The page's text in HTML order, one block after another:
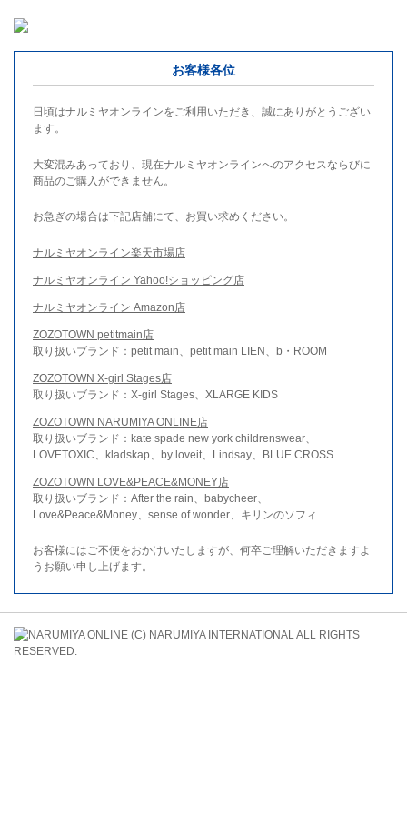
お客様各位
日頃はナルミヤオンラインをご利用いただき、誠にありがとうござい
ます。
大変混みあっており、現在ナルミヤオンラインへのアクセスならびに
商品のご購入ができません。
お急ぎの場合は下記店舗にて、お買い求めください。
ナルミヤオンライン楽天市場店
ナルミヤオンライン Yahoo!ショッピング店
ナルミヤオンライン Amazon店
ZOZOTOWN petitmain店
取り扱いブランド：petit main、petit main LIEN、b・ROOM
ZOZOTOWN X-girl Stages店
取り扱いブランド：X-girl Stages、XLARGE KIDS
ZOZOTOWN NARUMIYA ONLINE店
取り扱いブランド：kate spade new york childrenswear、
LOVETOXIC、kladskap、by loveit、Lindsay、BLUE CROSS
ZOZOTOWN LOVE&PEACE&MONEY店
取り扱いブランド：After the rain、babycheer、
Love&Peace&Money、sense of wonder、キリンのソフィ
お客様にはご不便をおかけいたしますが、何卒ご理解いただきますよ
うお願い申し上げます。